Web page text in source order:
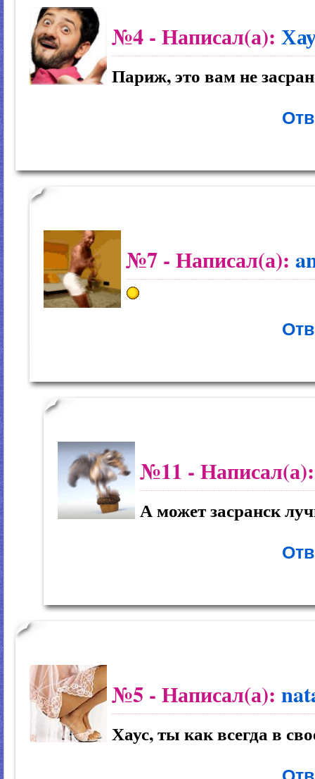
№4 - Написал(а):
Париж, это вам не
№7 - Написал(а):
№11 -
А может засранск
№5 - Написал(а):
Хаус, ты как всегда в